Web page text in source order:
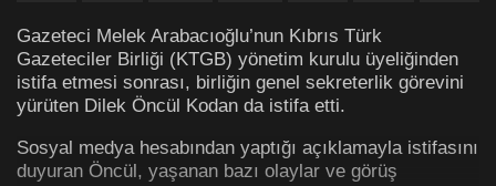
Gazeteci Melek Arabacıoğlu’nun Kıbrıs Türk
Gazeteciler Birliği (KTGB) yönetim kurulu üyeliğinden
istifa etmesi sonrası, birliğin genel sekreterlik görevini
yürüten Dilek Öncül Kodan da istifa etti.
Sosyal medya hesabından yaptığı açıklamayla istifasını
duyuran Öncül, yaşanan bazı olaylar ve görüş